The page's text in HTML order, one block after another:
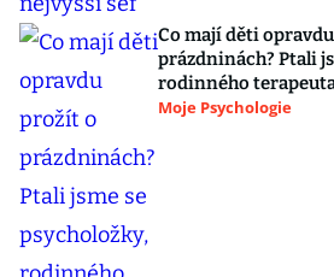
Co mají děti
prázdninách? Ptali
rodinného
Moje Psychologie